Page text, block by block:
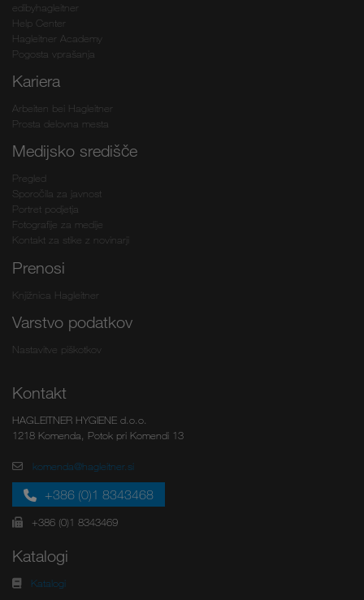
edibyhagleitner
Help Center
Hagleitner Academy
Pogosta vprašanja
Kariera
Arbeiten bei Hagleitner
Prosta delovna mesta
Medijsko središče
Pregled
Sporočila za javnost
Portret podjetja
Fotografije za medije
Kontakt za stike z novinarji
Prenosi
Knjižnica Hagleitner
Varstvo podatkov
Nastavitve piškotkov
Kontakt
HAGLEITNER HYGIENE d.o.o.
1218 Komenda, Potok pri Komendi 13
komenda@hagleitner.si
+386 (0)1 8343468
+386 (0)1 8343469
Katalogi
Katalogi